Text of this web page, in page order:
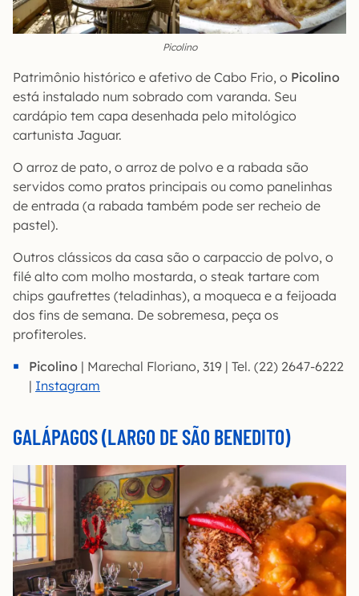
Picolino
Patrimônio histórico e afetivo de Cabo Frio, o Picolino
está instalado num sobrado com varanda. Seu
cardápio tem capa desenhada pelo mitológico
cartunista Jaguar.
O arroz de pato, o arroz de polvo e a rabada são
servidos como pratos principais ou como panelinhas
de entrada (a rabada também pode ser recheio de
pastel).
Outros clássicos da casa são o carpaccio de polvo, o
filé alto com molho mostarda, o steak tartare com
chips gaufrettes (teladinhas), a moqueca e a feijoada
dos fins de semana. De sobremesa, peça os
profiteroles.
Picolino | Marechal Floriano, 319 | Tel. (22) 2647-6222
| Instagram
GALÁPAGOS (LARGO DE SÃO BENEDITO)